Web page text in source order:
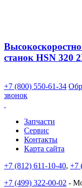
станок HSN 320
+7 (800) 550-61-34
звонок
Запчасти
Сервис
Контакты
Карта сайта
+7 (812) 611-10-40, +7
+7 (499) 322-00-02 -